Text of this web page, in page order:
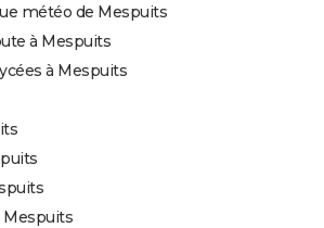
météo de Mespuits
à Mespuits
à Mespuits